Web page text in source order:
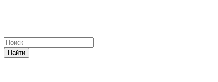
Найти